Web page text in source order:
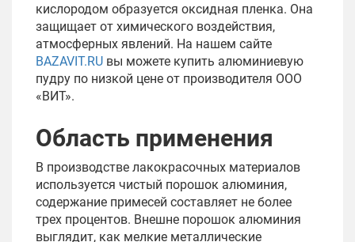
кислородом образуется оксидная пленка. Она
защищает от химического воздействия,
атмосферных явлений. На нашем сайте
BAZAVIT.RU вы можете купить алюминиевую
пудру по низкой цене от производителя ООО
«ВИТ».
Область применения
В производстве лакокрасочных материалов
используется чистый порошок алюминия,
содержание примесей составляет не более
трех процентов. Внешне порошок алюминия
выглядит, как мелкие металлические